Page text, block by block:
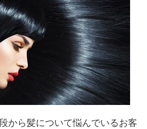
から髪について悩んでいるお客